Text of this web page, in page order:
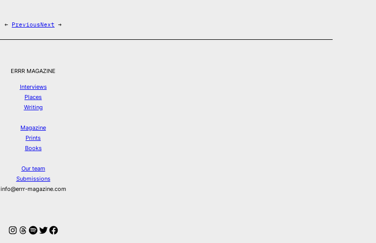
← PreviousNext →
ERRR MAGAZINE
Interviews
Places
Writing
Magazine
Prints
Books
Our team
Submissions
info@errr-magazine.com
Instagram
Threads
Spotify
Twitter
Facebook